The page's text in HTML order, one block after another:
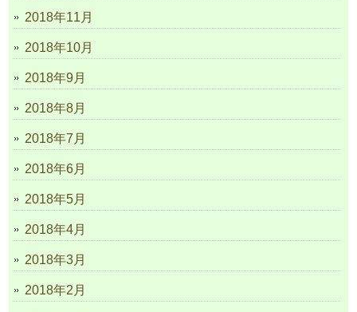
2018年11月
2018年10月
2018年9月
2018年8月
2018年7月
2018年6月
2018年5月
2018年4月
2018年3月
2018年2月